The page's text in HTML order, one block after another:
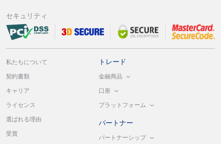
セキュリティ
私たちについて
契約書類
キャリア
ライセンス
選ばれる理由
受賞
トレード
金融商品
口座
プラットフォーム
パートナー
パートナーシップ